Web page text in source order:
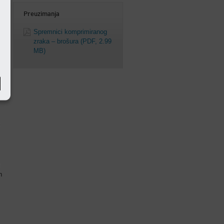
Preuzimanja
Spremnici komprimiranog
zraka – brošura (PDF, 2.99
MB)